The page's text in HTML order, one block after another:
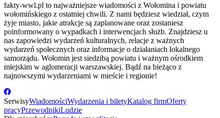
fakty-wwl.pl to najważniejsze wiadomości z Wołomina i powiatu
wołomińskiego z ostatniej chwili. Z nami będziesz wiedział, czym
żyje miasto, jakie atrakcje są zaplanowane oraz zostaniesz
poinformowany o wypadkach i interwencjach służb. Znajdziesz u
nas zapowiedzi wydarzeń kulturalnych, relacje z ważnych
wydarzeń społecznych oraz informacje o działaniach lokalnego
samorządu. Wołomin jest siedzibą powiatu i ważnym ośrodkiem
miejskim w aglomeracji warszawskiej. Bądź na bieżąco z
najnowszymi wydarzeniami w mieście i regionie!
SerwisyWiadomościWydarzenia i biletyKatalog firmOferty
pracyPrzewodnikiLudzie